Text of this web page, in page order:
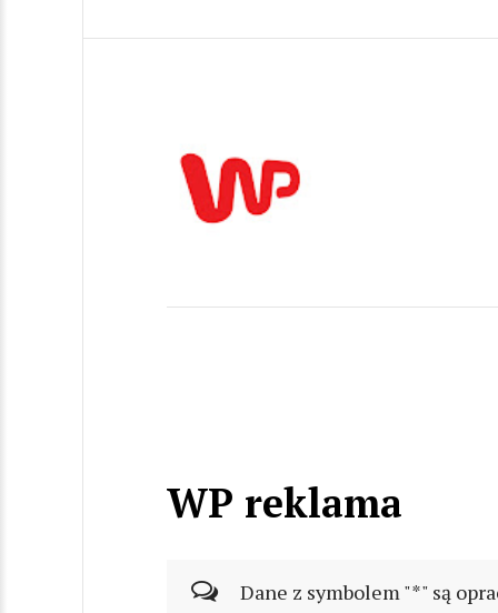
WP reklama
Dane z symbolem "*" są